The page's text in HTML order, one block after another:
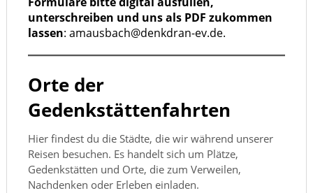
unterschreiben und uns als PDF zukommen
lassen: amausbach@denkdran-ev.de.
Orte der
Gedenkstättenfahrten
Hier findest du die Städte, die wir während unserer
Reisen besuchen. Es handelt sich um Plätze,
Gedenkstätten und Orte, die zum Verweilen,
Nachdenken oder Erleben einladen.